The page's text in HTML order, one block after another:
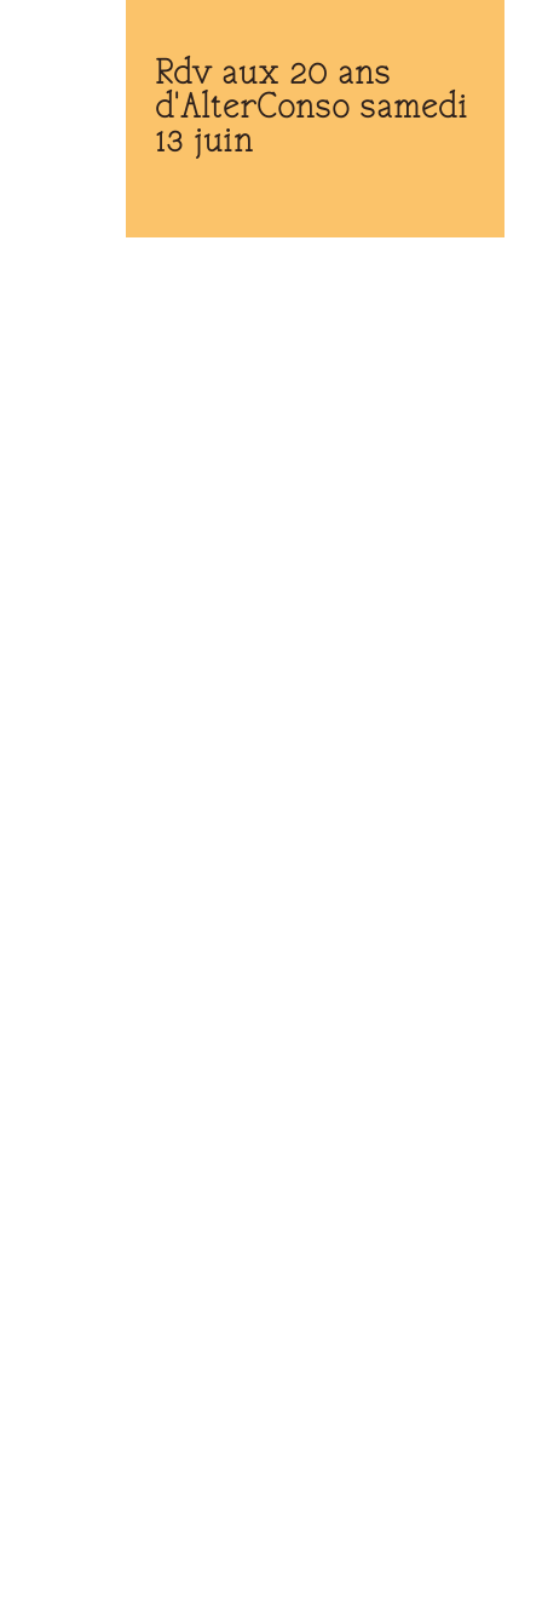
Rdv aux 20 ans
d'AlterConso samedi
13 juin